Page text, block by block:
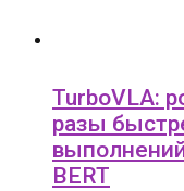
TurboVLA:
разы
BERT